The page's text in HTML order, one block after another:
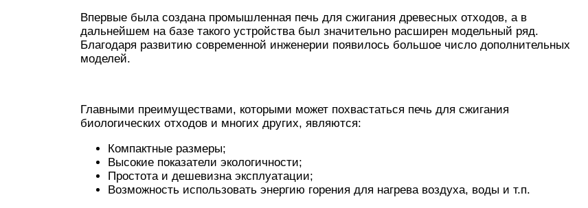
Впервые была создана промышленная печь для сжигания древесных отходов, а в
дальнейшем на базе такого устройства был значительно расширен модельный ряд.
Благодаря развитию современной инженерии появилось большое число дополнительных
моделей.
Главными преимуществами, которыми может похвастаться печь для сжигания
биологических отходов и многих других, являются:
Компактные размеры;
Высокие показатели экологичности;
Простота и дешевизна эксплуатации;
Возможность использовать энергию горения для нагрева воздуха, воды и т.п.